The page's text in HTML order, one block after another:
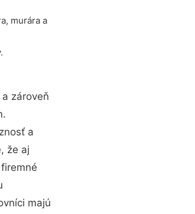
murára a
zároveň
a
že aj
majú